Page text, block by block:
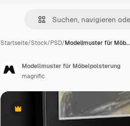
Startseite/Stock/PSD/Modellmuster für Möb…
Premium
Modellmuster für Möbelpolsterung
magnific